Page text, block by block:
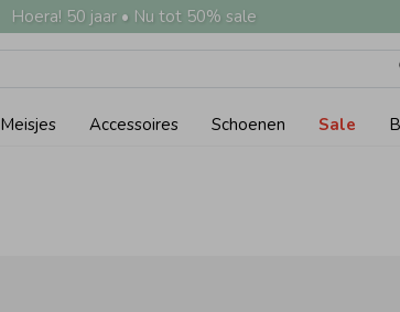
Hoera! 50 jaar • Nu tot 50% sale
Meisjes Accessoires Schoenen Sale